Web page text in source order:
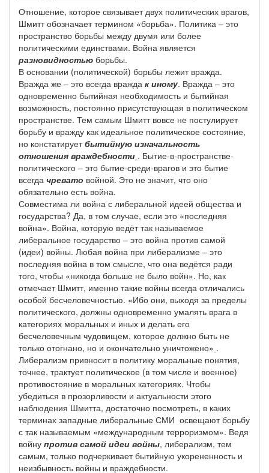
Отношение, которое связывает двух политических врагов,
Шмитт обозначает термином «борьба». Политика – это
пространство борьбы между двумя или более
политическими единствами. Война является
разновидностью борьбы.
В основании (политической) борьбы лежит вражда.
Вражда же – это всегда вражда к иному. Вражда – это
одновременно бытийная необходимость и бытийная
возможность, постоянно присутствующая в политическом
пространстве. Тем самым Шмитт вовсе не постулирует
борьбу и вражду как идеальное политическое состояние,
но констатируетбытийную изначальность
отношения враждебности . Бытие-в-пространстве-
политического – это бытие-среди-врагов и это бытие
всегда чревато войной. Это не значит, что оно
обязательно есть война.
Совместима ли война с либеральной идеей общества и
государства? Да, в том случае, если это «последняя
война». Война, которую ведёт так называемое
либеральное государство – это война против самой
(идеи) войны. Любая война при либерализме – это
последняя война в том смысле, что она ведётся ради
того, чтобы «никогда больше не было войн». Но, как
отмечает Шмитт, именно такие войны всегда отличались
особой бесчеловечностью. «Ибо они, выходя за пределы
политического, должны одновременно умалять врага в
категориях моральных и иных и делать его
бесчеловечным чудовищем, которое должно быть не
только отогнано, но и окончательно уничтожено» .
Либерализм привносит в политику моральные понятия,
точнее, трактует политическое (в том числе и военное)
противостояние в моральных категориях. Чтобы
убедиться в прозорливости и актуальности этого
наблюдения Шмитта, достаточно посмотреть, в каких
терминах западные либеральные СМИ освещают борьбу
с так называемым «международным терроризмом». Ведя
войну против самой идеи войны, либерализм, тем
самым, только подчеркивает бытийную укорененность и
неизбывность войны и враждебности.